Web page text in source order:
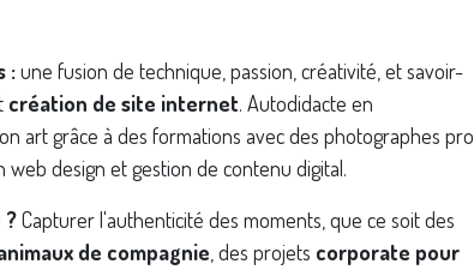
:une fusion de technique, passion, créativité, et savoir-
création de site internet. Autodidacte en
art grâce à des formations avec des photographes pro
web design et gestion de contenu digital.
?Capturer l'authenticité des moments, que ce soit des
de compagnie , des projets corporate pour